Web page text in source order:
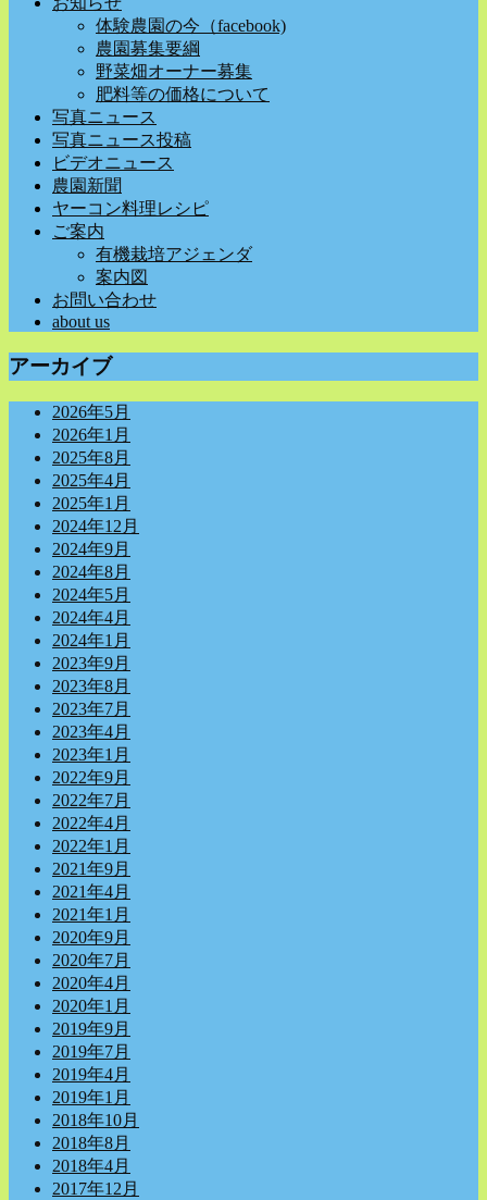
体験農園の今（facebook)
農園募集要綱
野菜畑オーナー募集
肥料等の価格について
写真ニュース
写真ニュース投稿
ビデオニュース
農園新聞
ヤーコン料理レシピ
ご案内
有機栽培アジェンダ
案内図
お問い合わせ
about us
アーカイブ
2026年5月
2026年1月
2025年8月
2025年4月
2025年1月
2024年12月
2024年9月
2024年8月
2024年5月
2024年4月
2024年1月
2023年9月
2023年8月
2023年7月
2023年4月
2023年1月
2022年9月
2022年7月
2022年4月
2022年1月
2021年9月
2021年4月
2021年1月
2020年9月
2020年7月
2020年4月
2020年1月
2019年9月
2019年7月
2019年4月
2019年1月
2018年10月
2018年8月
2018年4月
2017年12月